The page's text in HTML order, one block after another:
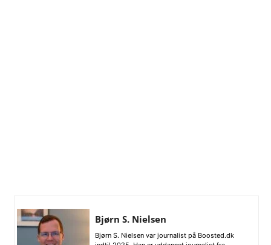
Bjørn S. Nielsen
Bjørn S. Nielsen var journalist på Boosted.dk